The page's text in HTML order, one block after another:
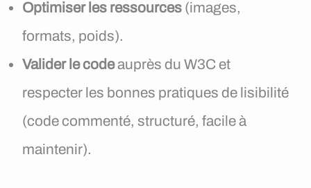
Optimiser les ressources (images,
formats, poids).
Valider le codeauprès du W3C et
respecter les bonnes pratiques de lisibilité
(code commenté, structuré, facile à
maintenir).